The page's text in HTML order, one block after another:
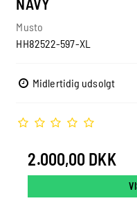
NAVY
Musto
HH82522-597-XL
Midlertidig udsolgt
2.000,00 DKK